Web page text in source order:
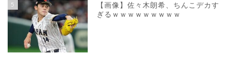
5
【画像】佐々木朗希、ちんこデカす
ぎるｗｗｗｗｗｗｗｗｗ